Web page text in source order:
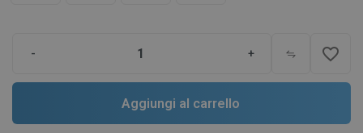
- + favorite_border
Aggiungi al carrello